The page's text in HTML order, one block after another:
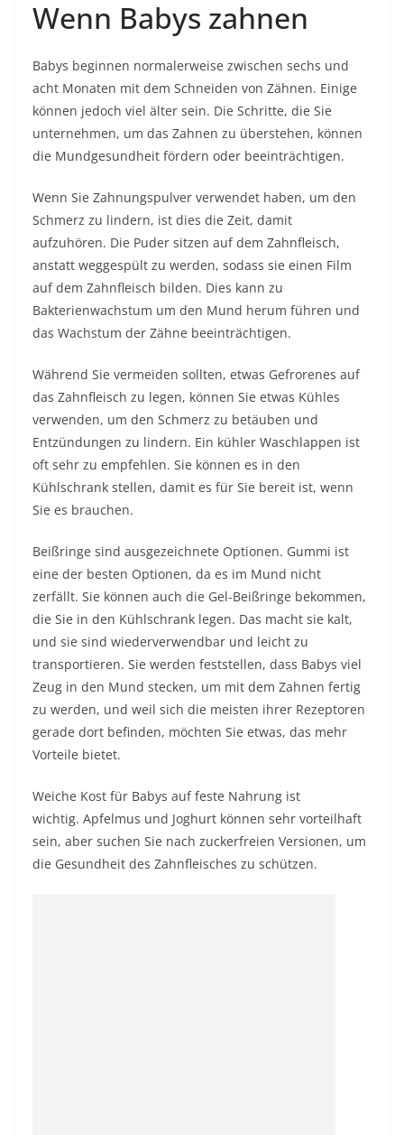
Wenn Babys zahnen
Babys beginnen normalerweise zwischen sechs und
acht Monaten mit dem Schneiden von Zähnen. Einige
können jedoch viel älter sein. Die Schritte, die Sie
unternehmen, um das Zahnen zu überstehen, können
die Mundgesundheit fördern oder beeinträchtigen.
Wenn Sie Zahnungspulver verwendet haben, um den
Schmerz zu lindern, ist dies die Zeit, damit
aufzuhören. Die Puder sitzen auf dem Zahnfleisch,
anstatt weggespült zu werden, sodass sie einen Film
auf dem Zahnfleisch bilden. Dies kann zu
Bakterienwachstum um den Mund herum führen und
das Wachstum der Zähne beeinträchtigen.
Während Sie vermeiden sollten, etwas Gefrorenes auf
das Zahnfleisch zu legen, können Sie etwas Kühles
verwenden, um den Schmerz zu betäuben und
Entzündungen zu lindern. Ein kühler Waschlappen ist
oft sehr zu empfehlen. Sie können es in den
Kühlschrank stellen, damit es für Sie bereit ist, wenn
Sie es brauchen.
Beißringe sind ausgezeichnete Optionen. Gummi ist
eine der besten Optionen, da es im Mund nicht
zerfällt. Sie können auch die Gel-Beißringe bekommen,
die Sie in den Kühlschrank legen. Das macht sie kalt,
und sie sind wiederverwendbar und leicht zu
transportieren. Sie werden feststellen, dass Babys viel
Zeug in den Mund stecken, um mit dem Zahnen fertig
zu werden, und weil sich die meisten ihrer Rezeptoren
gerade dort befinden, möchten Sie etwas, das mehr
Vorteile bietet.
Weiche Kost für Babys auf feste Nahrung ist
wichtig. Apfelmus und Joghurt können sehr vorteilhaft
sein, aber suchen Sie nach zuckerfreien Versionen, um
die Gesundheit des Zahnfleisches zu schützen.